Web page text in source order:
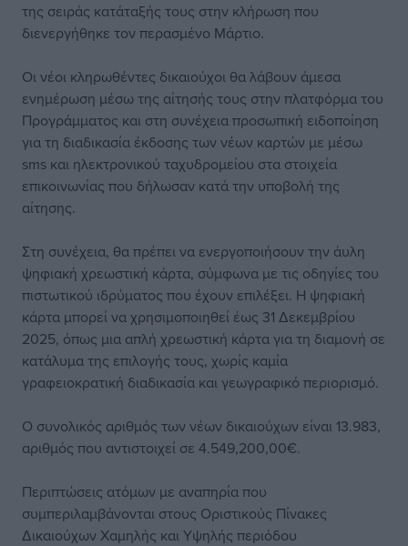
της σειράς κατάταξής τους στην κλήρωση που
διενεργήθηκε τον περασμένο Μάρτιο.
Οι νέοι κληρωθέντες δικαιούχοι θα λάβουν άμεσα
ενημέρωση μέσω της αίτησής τους στην πλατφόρμα του
Προγράμματος και στη συνέχεια προσωπική ειδοποίηση
για τη διαδικασία έκδοσης των νέων καρτών με μέσω
sms και ηλεκτρονικού ταχυδρομείου στα στοιχεία
επικοινωνίας που δήλωσαν κατά την υποβολή της
αίτησης.
Στη συνέχεια, θα πρέπει να ενεργοποιήσουν την άυλη
ψηφιακή χρεωστική κάρτα, σύμφωνα με τις οδηγίες του
πιστωτικού ιδρύματος που έχουν επιλέξει. Η ψηφιακή
κάρτα μπορεί να χρησιμοποιηθεί έως 31 Δεκεμβρίου
2025, όπως μια απλή χρεωστική κάρτα για τη διαμονή σε
κατάλυμα της επιλογής τους, χωρίς καμία
γραφειοκρατική διαδικασία και γεωγραφικό περιορισμό.
Ο συνολικός αριθμός των νέων δικαιούχων είναι 13.983,
αριθμός που αντιστοιχεί σε 4.549,200,00€.
Περιπτώσεις ατόμων με αναπηρία που
συμπεριλαμβάνονται στους Οριστικούς Πίνακες
Δικαιούχων Χαμηλής και Υψηλής περιόδου